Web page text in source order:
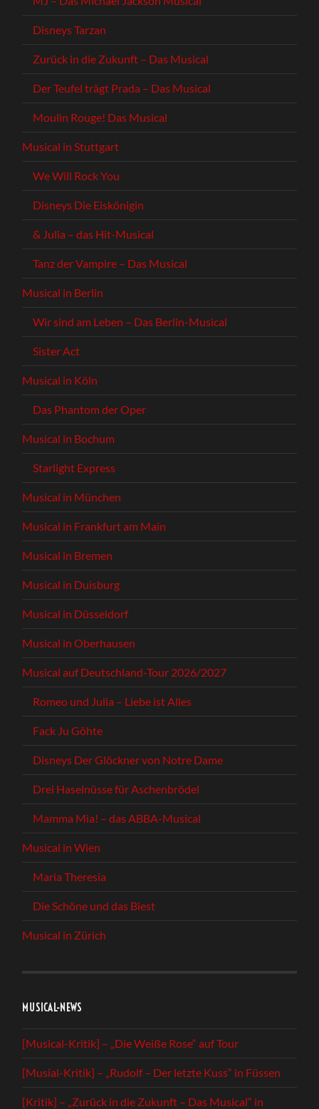
Disneys Tarzan
Zurück in die Zukunft – Das Musical
Der Teufel trägt Prada – Das Musical
Moulin Rouge! Das Musical
Musical in Stuttgart
We Will Rock You
Disneys Die Eiskönigin
& Julia – das Hit-Musical
Tanz der Vampire – Das Musical
Musical in Berlin
Wir sind am Leben – Das Berlin-Musical
Sister Act
Musical in Köln
Das Phantom der Oper
Musical in Bochum
Starlight Express
Musical in München
Musical in Frankfurt am Main
Musical in Bremen
Musical in Duisburg
Musical in Düsseldorf
Musical in Oberhausen
Musical auf Deutschland-Tour 2026/2027
Romeo und Julia – Liebe ist Alles
Fack Ju Göhte
Disneys Der Glöckner von Notre Dame
Drei Haselnüsse für Aschenbrödel
Mamma Mia! – das ABBA-Musical
Musical in Wien
Maria Theresia
Die Schöne und das Biest
Musical in Zürich
MUSICAL-NEWS
[Musical-Kritik] – „Die Weiße Rose“ auf Tour
[Musial-Kritik] – „Rudolf – Der letzte Kuss“ in Füssen
[Kritik] – „Zurück in die Zukunft – Das Musical“ in